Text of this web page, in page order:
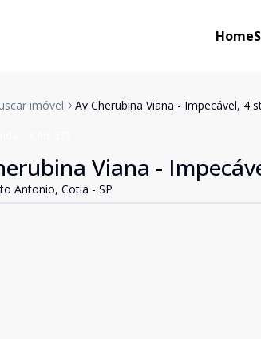
Home
imóvel Av Cherubina Viana - Impecável, 4
Viana -
Antonio, Cotia - SP